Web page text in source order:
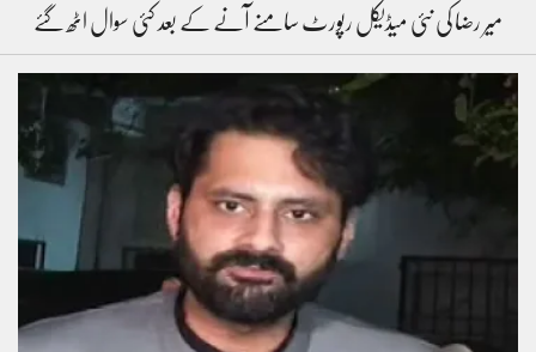
میر رضا کی نئی میڈیکل رپورٹ سامنے آنے کے بعد کئی سوال اٹھ گئے